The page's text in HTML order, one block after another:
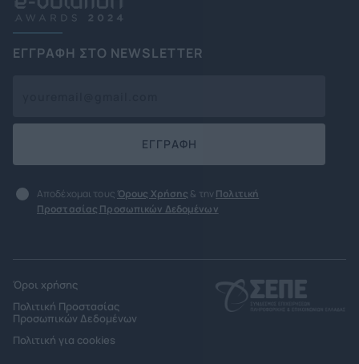
ΕΓΓΡΑΦΗ ΣΤΟ NEWSLETTER
ΕΓΓΡΑΦΗ
Αποδέχομαι τους Όρους Χρήσης & την Πολιτική
Προστασίας Προσωπικών Δεδομένων
Όροι χρήσης
Πολιτική Προστασίας
Προσωπικών Δεδομένων
Πολιτική για cookies